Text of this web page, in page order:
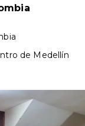
de Medellín